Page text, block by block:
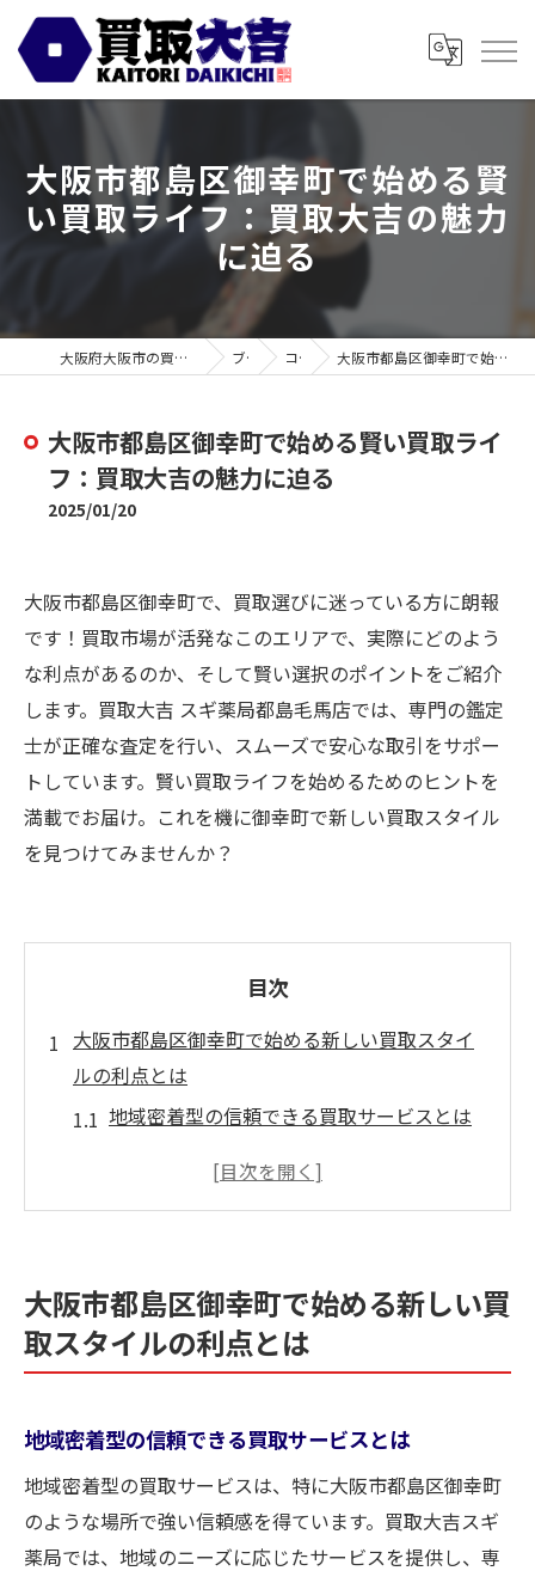
大阪市都島区御幸町で始める賢
い買取ライフ：買取大吉の魅力
に迫る
大阪府大阪市の買取なら買取大吉 スギ薬局都島毛馬店 ブログ コラム 大阪市都島区御幸町で始める賢い買取ライフ：買取大吉の魅力に迫る
大阪市都島区御幸町で始める賢い買取ライ
フ：買取大吉の魅力に迫る
2025/01/20
大阪市都島区御幸町で、買取選びに迷っている方に朗報
です！買取市場が活発なこのエリアで、実際にどのよう
な利点があるのか、そして賢い選択のポイントをご紹介
します。買取大吉 スギ薬局都島毛馬店では、専門の鑑定
士が正確な査定を行い、スムーズで安心な取引をサポー
トしています。賢い買取ライフを始めるためのヒントを
満載でお届け。これを機に御幸町で新しい買取スタイル
を見つけてみませんか？
目次
大阪市都島区御幸町で始める新しい買取スタイ
ルの利点とは
地域密着型の信頼できる買取サービスとは
御幸町での買取が人気な理由を探る
地域特性を活かした買取スタイルの魅力
買取大吉で見つける賢い買取選びのポイント
お客様のニーズに合わせた買取プランの提
案
競合他社との違いを徹底解説
初めての方でも安心できるサポート体制
大阪市都島区御幸町で始める新しい買
取スタイルの利点とは
地域密着型の信頼できる買取サービスとは
地域密着型の買取サービスは、特に大阪市都島区御幸町
のような場所で強い信頼感を得ています。買取大吉スギ
薬局では、地域のニーズに応じたサービスを提供し、専